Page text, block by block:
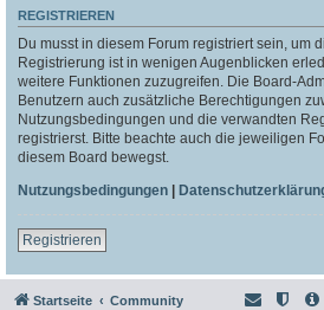
REGISTRIEREN
Du musst in diesem Forum registriert sein, um
Registrierung ist in wenigen Augenblicken
weitere Funktionen zuzugreifen. Die Board-
Benutzern auch zusätzliche Berechtigungen
Nutzungsbedingungen und die verwandten
registrierst. Bitte beachte auch die jeweiligen
diesem Board bewegst.
Nutzungsbedingungen |
Registrieren
Startseite Community